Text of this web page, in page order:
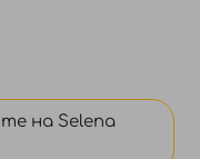
на Selena